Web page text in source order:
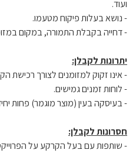
ועוד.
- נושא בעלות פיקוח מטעמו.
- דחייה בקבלת התמורה, במקום
יתרונות לקבלן:
- אינו זקוק למזומנים לצורך רכישת
- לוחות זמנים גמישים.
- בעיסקה בעין (מוצר מוגמר) פחות
חסרונות לקבלן:
- שותפות עם בעל הקרקע על